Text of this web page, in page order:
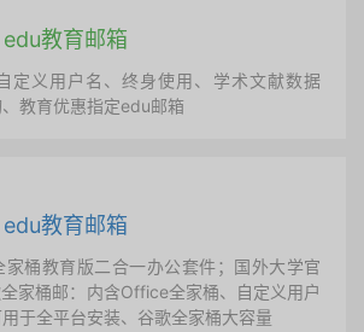
教育邮箱
定义用户名、终身使用、学术文献数据
教育优惠指定edu邮箱
教育邮箱
家桶教育版二合一办公套件；国外大学官
家桶邮：内含Office全家桶、自定义用户
于全平台安装、谷歌全家桶大容量